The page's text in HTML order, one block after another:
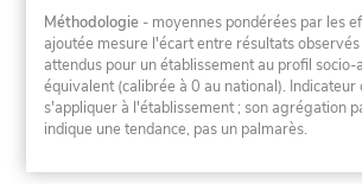
Méthodologie - moyennes pondérées par les
ajoutée mesure l'écart entre résultats
attendus pour un établissement au profil socio-
équivalent (calibrée à 0 au national). Indicateur
s'appliquer à l'établissement ; son agrégation
indique une tendance, pas un palmarès.